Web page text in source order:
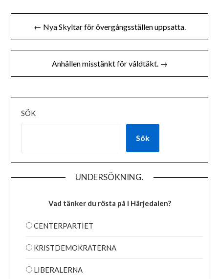
Inläggsnavigering
← Nya Skyltar för övergångsställen uppsatta.
Anhållen misstänkt för våldtäkt. →
SÖK
Sök
UNDERSÖKNING.
Vad tänker du rösta på i Härjedalen?
CENTERPARTIET
KRISTDEMOKRATERNA
LIBERALERNA